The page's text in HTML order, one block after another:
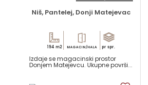
Niš, Pantelej, Donji Matejevac
194 m2 MAGACIN/HALA pr spr.
Izdaje se magacinski prostor
Donjem Matejevcu. Ukupne površi...